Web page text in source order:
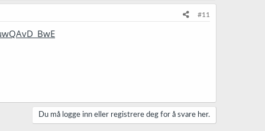
#11
Du må logge inn eller registrere deg for å svare her.